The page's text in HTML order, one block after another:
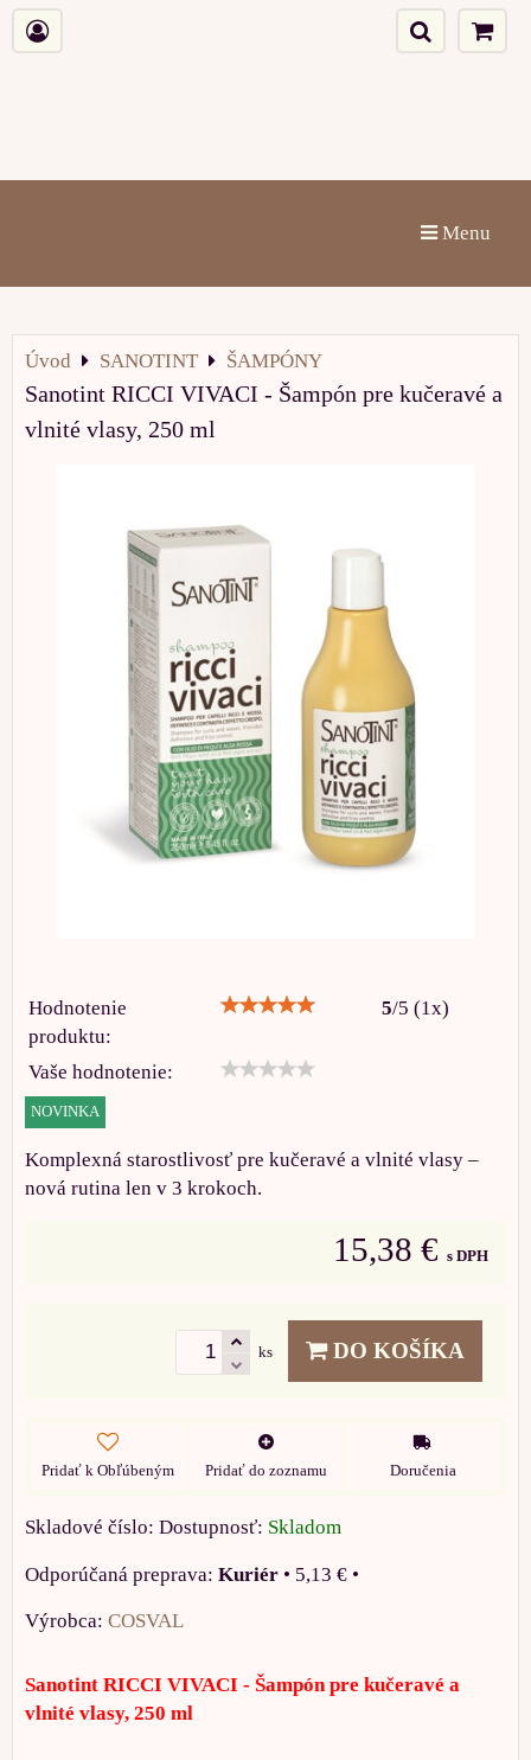
Menu
Úvod SANOTINT ŠAMPÓNY
Sanotint RICCI VIVACI - Šampón pre kučeravé a
vlnité vlasy, 250 ml
Hodnotenie
produktu:
5/5 (1x)
Vaše hodnotenie:
NOVINKA
Komplexná starostlivosť pre kučeravé a vlnité vlasy –
nová rutina len v 3 krokoch.
15,38 € s DPH
ks DO KOŠÍKA
Pridať k Obľúbeným Pridať do zoznamu Doručenia
Skladové číslo: Dostupnosť: Skladom
Kuriér • 5,13 € •
Výrobca: COSVAL
Sanotint RICCI VIVACI - Šampón pre kučeravé a
vlnité vlasy, 250 ml